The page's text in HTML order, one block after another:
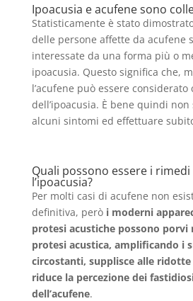
Ipoacusia e acufene sono
Statisticamente è stato
delle persone affette da acufene
interessate da una forma più o
ipoacusia. Questo significa che,
l’acufene può essere
dell’ipoacusia. È bene quindi
alcuni sintomi ed effettuare
Quali possono essere i rimedi
l’ipoacusia?
Per molti casi di acufene non
definitiva, però i moderni
protesi acustiche possono porvi
protesi acustica, amplificando i
circostanti, supplisce alle
riduce la percezione dei
dell’acufene.